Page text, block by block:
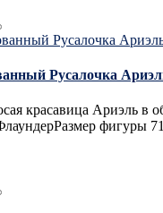
Русалочка
красавица Ариэль в
фигуры